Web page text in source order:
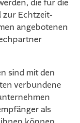
die für die
Echtzeit-
angebotenen
sind mit den
verbundene
als